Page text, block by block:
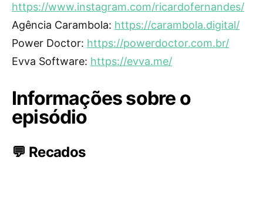
https://www.instagram.com/ricardofernandes/
Agência Carambola: https://carambola.digital/
Power Doctor: https://powerdoctor.com.br/
Evva Software: https://evva.me/
Informações sobre o
episódio
💬 Recados